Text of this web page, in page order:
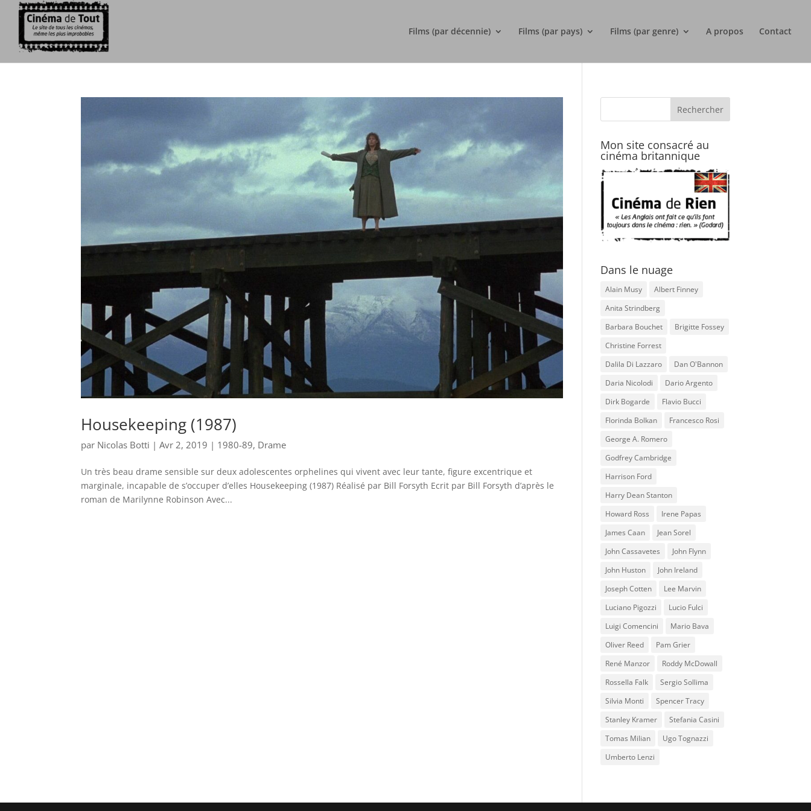
Films (par décennie) Films (par pays) Films (par genre) A propos Contact
Housekeeping (1987)
par Nicolas Botti |Avr 2, 2019 | 1980-89, Drame
Un très beau drame sensible sur deux adolescentes orphelines qui vivent avec leur tante, figure excentrique et
marginale, incapable de s’occuper d’elles Housekeeping (1987) Réalisé par Bill Forsyth Ecrit par Bill Forsyth d’après le
roman de Marilynne Robinson Avec...
Mon site consacré au
cinéma britannique
Dans le nuage
Alain Musy
Albert Finney
Anita Strindberg
Barbara Bouchet
Brigitte Fossey
Christine Forrest
Dalila Di Lazzaro
Dan O'Bannon
Daria Nicolodi
Dario Argento
Dirk Bogarde
Flavio Bucci
Florinda Bolkan
Francesco Rosi
George A. Romero
Godfrey Cambridge
Harrison Ford
Harry Dean Stanton
Howard Ross
Irene Papas
James Caan
Jean Sorel
John Cassavetes
John Flynn
John Huston
John Ireland
Joseph Cotten
Lee Marvin
Luciano Pigozzi
Lucio Fulci
Luigi Comencini
Mario Bava
Oliver Reed
Pam Grier
René Manzor
Roddy McDowall
Rossella Falk
Sergio Sollima
Silvia Monti
Spencer Tracy
Stanley Kramer
Stefania Casini
Tomas Milian
Ugo Tognazzi
Umberto Lenzi